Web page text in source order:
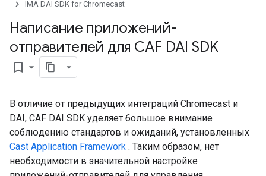
IMA DAI SDK for Chromecast
Написание приложений-
отправителей для CAF DAI SDK
bookmark_border
В отличие от предыдущих интеграций Chromecast и
DAI, CAF DAI SDK уделяет большое внимание
соблюдению стандартов и ожиданий, установленных
Cast Application Framework . Таким образом, нет
необходимости в значительной настройке